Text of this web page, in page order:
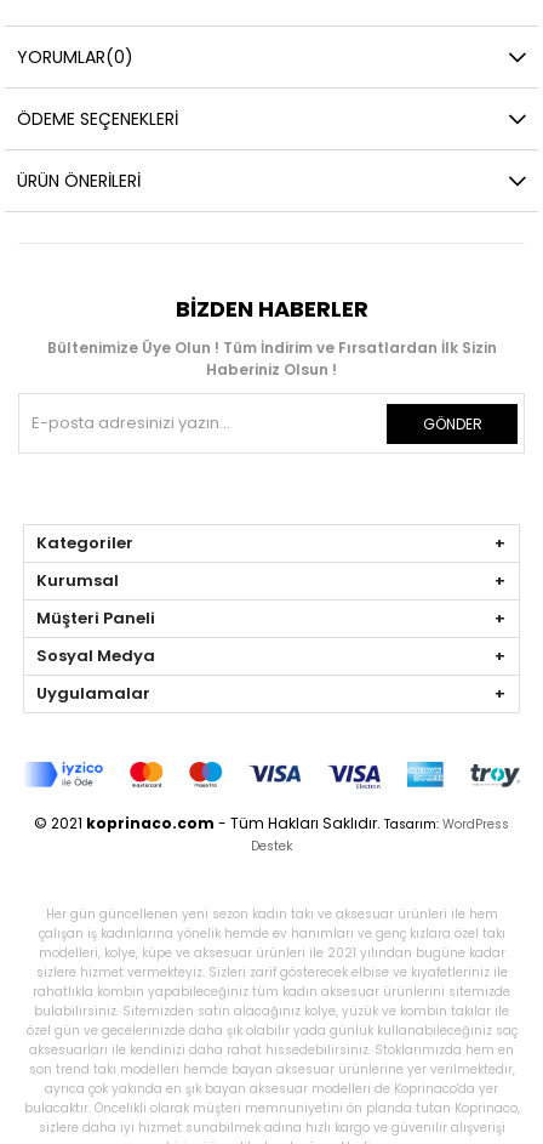
YORUMLAR(0)
ÖDEME SEÇENEKLERI
ÜRÜN ÖNERILERI
BIZDEN HABERLER
Bültenimize Üye Olun ! Tüm İndirim ve Fırsatlardan İlk Sizin
Haberiniz Olsun !
GÖNDER
Kategoriler
Kurumsal
Müşteri Paneli
Sosyal Medya
Uygulamalar
© 2021 koprinaco.com - Tüm Hakları Saklıdır. Tasarım: WordPress
Destek
Her gün güncellenen yeni sezon kadın takı ve aksesuar ürünleri ile hem
çalışan iş kadınlarına yönelik hemde ev hanımları ve genç kızlara özel takı
modelleri, kolye, küpe ve aksesuar ürünleri ile 2021 yılından bugüne kadar
sizlere hizmet vermekteyiz. Sizleri zarif gösterecek elbise ve kıyafetleriniz ile
rahatlıkla kombin yapabileceğiniz tüm kadın aksesuar ürünlerini sitemizde
bulabilirsiniz. Sitemizden satın alacağınız kolye, yüzük ve kombin takılar ile
özel gün ve gecelerinizde daha şık olabilir yada günlük kullanabileceğiniz saç
aksesuarları ile kendinizi daha rahat hissedebilirsiniz. Stoklarımızda hem en
son trend takı modelleri hemde bayan aksesuar ürünlerine yer verilmektedir,
ayrıca çok yakında en şık bayan aksesuar modelleri de Koprinaco'da yer
bulacaktır. Öncelikli olarak müşteri memnuniyetini ön planda tutan Koprinaco,
sizlere daha iyi hizmet sunabilmek adına hızlı kargo ve güvenilir alışverişi